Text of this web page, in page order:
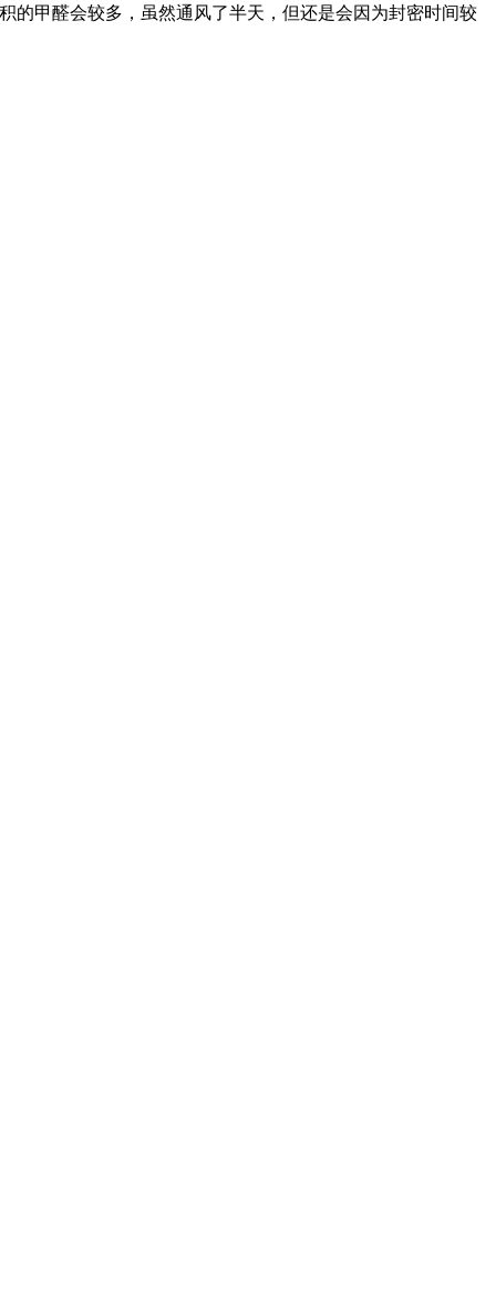
的甲醛会较多，虽然通风了半天，但还是会因为封密时间较